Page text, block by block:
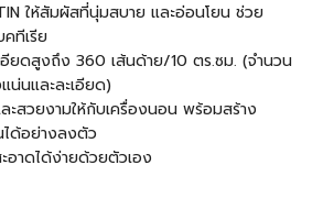
ให้สัมผัสที่นุ่มสบาย และอ่อนโยน ช่วย
ทีเรีย
อียดสูงถึง 360 เส้นด้าย/10 ตร.ซม. (จำนวน
น่นและละเอียด)
ะสวยงามให้กับเครื่องนอน พร้อมสร้าง
ได้อย่างลงตัว
อาดได้ง่ายด้วยตัวเอง